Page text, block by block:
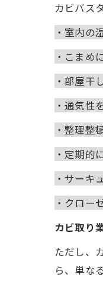
カビバス
・室内の
・こまめ
・部屋干
・通気性
・整理整
・定期的
・サーキ
・クロー
カビ取り
ただし、
ら、単な